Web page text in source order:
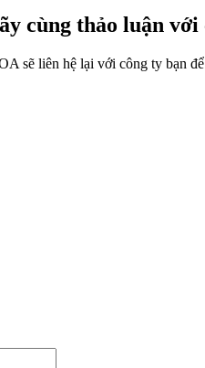
cùng thảo luận
sẽ liên hệ lại với công ty bạn